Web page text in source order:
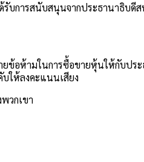
บการสนับสนุนจากประธานาธิบดี
ยข้อห้ามในการซื้อขายหุ้นให้กับป
ให้ลงคะแนนเสียง
วกเขา